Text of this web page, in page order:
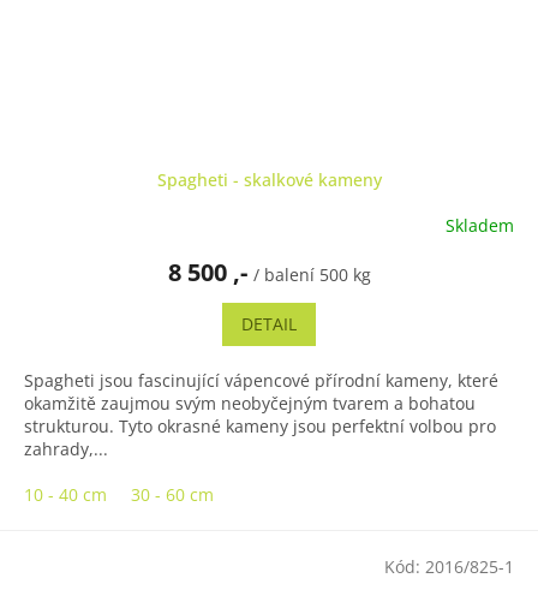
Spagheti - skalkové kameny
hvězdiček.
Skladem
8 500 ,- / balení 500 kg
DETAIL
Spagheti jsou fascinující vápencové přírodní kameny, které
okamžitě zaujmou svým neobyčejným tvarem a bohatou
strukturou. Tyto okrasné kameny jsou perfektní volbou pro
zahrady,...
10 - 40 cm
30 - 60 cm
Kód: 2016/825-1